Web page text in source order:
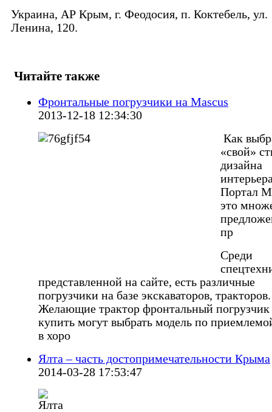
Украина, АР Крым, г. Феодосия, п. Коктебель, ул.
Ленина, 120.
Читайте также
Фронтальные погрузчики на Mascus
2013-12-18 12:34:30
Как
«свой»
дизайна
Портал
это
пр
Среди
представленной на сайте, есть различные
погрузчики на базе экскаваторов, тракторов.
Желающие трактор фронтальный погрузчик
купить могут выбрать модель по
в хоро
Ялта – часть достопримечательности Крыма
2014-03-28 17:53:47